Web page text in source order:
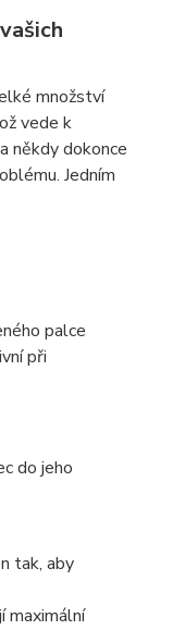
množství
vede k
někdy dokonce
Jedním
palce
při
do jeho
tak, aby
maximální